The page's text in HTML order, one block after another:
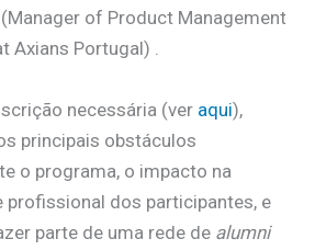
of Product Management
Axians Portugal) .
necessária (ver aqui),
principais obstáculos
o programa, o impacto na
profissional dos participantes, e
parte de uma rede de alumni